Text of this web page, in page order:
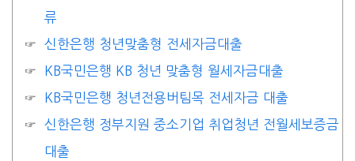
류
신한은행 청년맞춤형 전세자금대출
KB국민은행 KB 청년 맞춤형 월세자금대출
KB국민은행 청년전용버팀목 전세자금 대출
신한은행 정부지원 중소기업 취업청년 전월세보증금
대출